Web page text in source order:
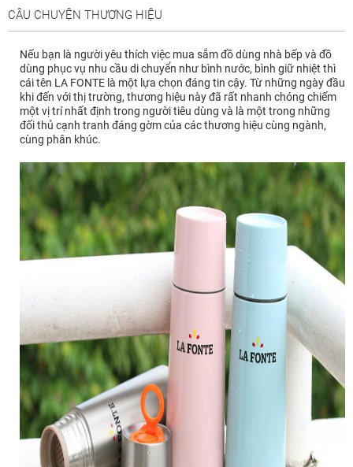
CÂU CHUYỆN THƯƠNG HIỆU
Nếu bạn là người yêu thích việc mua sắm đồ dùng nhà bếp và đồ
dùng phục vụ nhu cầu di chuyển như bình nước, bình giữ nhiệt thì
cái tên LA FONTE là một lựa chọn đáng tin cậy. Từ những ngày đầu
khi đến với thị trường, thương hiệu này đã rất nhanh chóng chiếm
một vị trí nhất định trong người tiêu dùng và là một trong những
đối thủ cạnh tranh đáng gờm của các thương hiệu cùng ngành,
cùng phân khúc.